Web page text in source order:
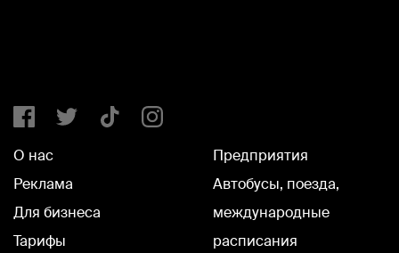
О нас
Реклама
Для бизнеса
Тарифы
Предприятия
Автобусы, поезда,
международные
расписания